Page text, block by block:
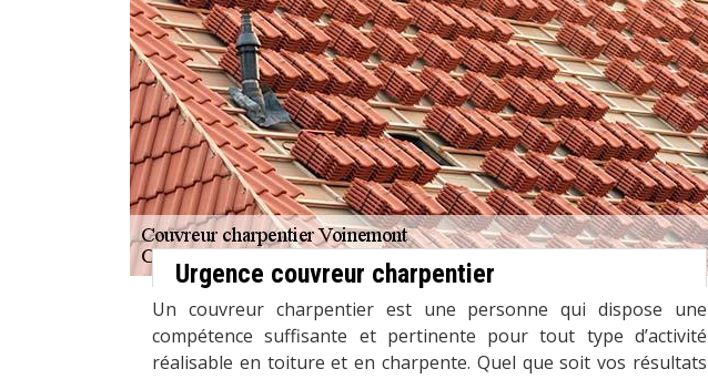
Urgence couvreur charpentier
Un couvreur charpentier est une personne qui dispose une
compétence suffisante et pertinente pour tout type d’activité
réalisable en toiture et en charpente. Quel que soit vos résultats